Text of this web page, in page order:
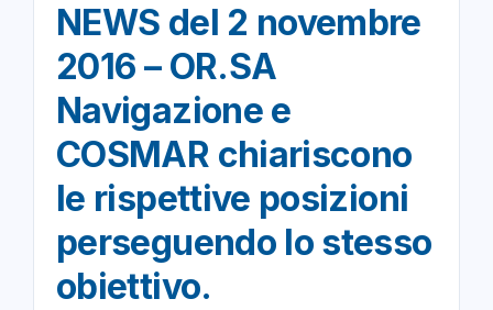
NEWS del 2 novembre
2016 – OR.SA
Navigazione e
COSMAR chiariscono
le rispettive posizioni
perseguendo lo stesso
obiettivo.